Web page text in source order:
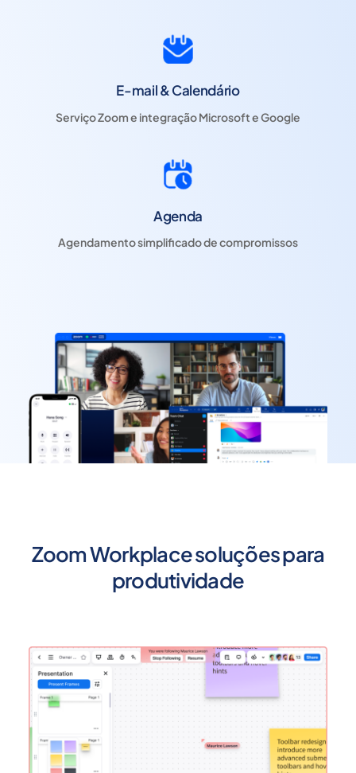
E-mail & Calendário
Serviço Zoom e integração Microsoft e Google
Agenda
Agendamento simplificado de compromissos
Zoom Workplace soluções para
produtividade